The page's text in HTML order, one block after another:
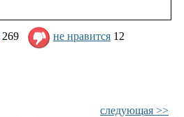
269 не нравится 12
следующая >>